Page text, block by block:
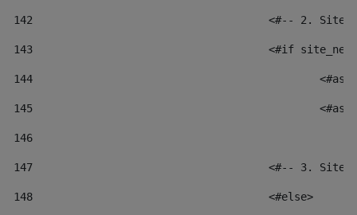
142
<#-- 2.
143
<#if
144
145
146
147
<#-- 3.
148
					<#else>